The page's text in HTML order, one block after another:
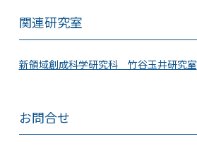
関連研究室
新領域創成科学研究科 竹谷玉井研究室
お問合せ